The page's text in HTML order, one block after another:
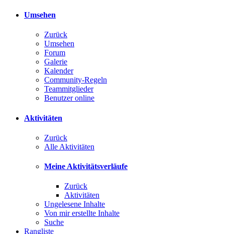
Umsehen
Zurück
Umsehen
Forum
Galerie
Kalender
Community-Regeln
Teammitglieder
Benutzer online
Aktivitäten
Zurück
Alle Aktivitäten
Meine Aktivitätsverläufe
Zurück
Aktivitäten
Ungelesene Inhalte
Von mir erstellte Inhalte
Suche
Rangliste